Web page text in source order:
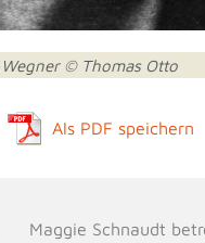
© Thomas Otto
Als PDF speichern
Maggie Schnaudt